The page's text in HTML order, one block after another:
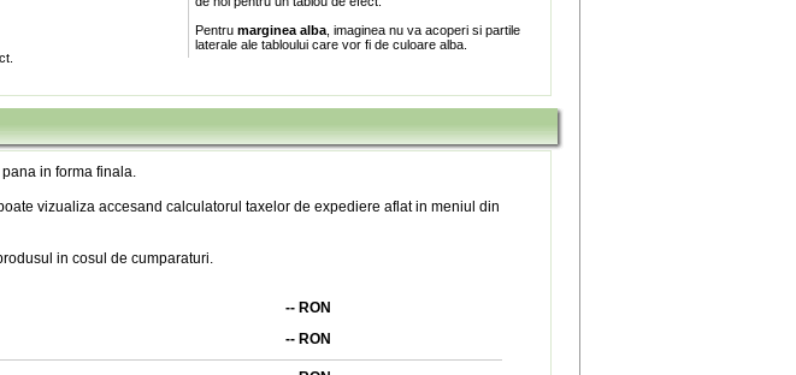
Pentru marginea alba , imaginea nu va acoperi si partile
laterale ale tabloului care vor fi de culoare alba.
in forma finala.
vizualiza accesand calculatorul taxelor de expediere aflat in meniul din
in cosul de cumparaturi.
-- RON
-- RON